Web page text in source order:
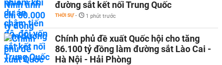
đường sắt kết nối Trung Quốc
THỜI SỰ - 1 phút trước
Chính phủ đề xuất Quốc hội cho tăng
86.100 tỷ đồng làm đường sắt Lào Cai -
Hà Nội - Hải Phòng